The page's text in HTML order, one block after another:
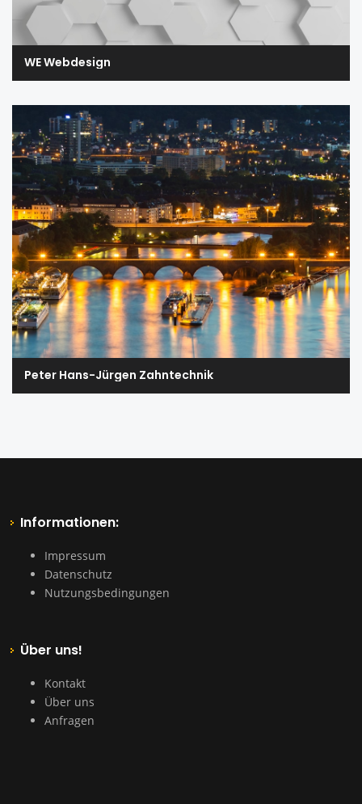
WE Webdesign
Peter Hans-Jürgen Zahntechnik
Informationen:
Impressum
Datenschutz
Nutzungsbedingungen
Über uns!
Kontakt
Über uns
Anfragen